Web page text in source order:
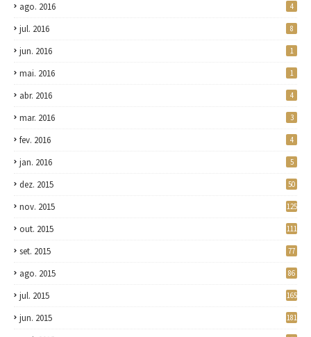
ago. 2016 4
jul. 2016 8
jun. 2016 1
mai. 2016 1
abr. 2016 4
mar. 2016 3
fev. 2016 4
jan. 2016 5
dez. 2015 50
nov. 2015 125
out. 2015 111
set. 2015 77
ago. 2015 86
jul. 2015 165
jun. 2015 181